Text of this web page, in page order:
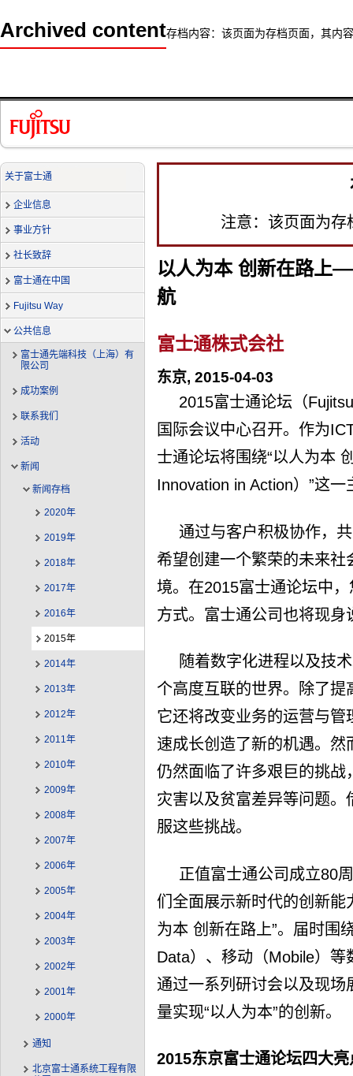
Archived content存档内容：该页面为存档页面，其内
关于富士通
企业信息
事业方针
社长致辞
富士通在中国
Fujitsu Way
公共信息
富士通先端科技（上海）有
限公司
成功案例
联系我们
活动
新闻
新闻存档
2020年
2019年
2018年
2017年
2016年
2015年
2014年
2013年
2012年
2011年
2010年
2009年
2008年
2007年
2006年
2005年
2004年
2003年
2002年
2001年
2000年
通知
北京富士通系统工程有限
注意：该页面为
以人为本 创新在路上
航
富士通株式会社
东京, 2015-04-03
2015富士通论坛（
国际会议中心召开。作为
士通论坛将围绕“以人为本
Innovation in Action）”这一
通过与客户积极协作，
希望创建一个繁荣的未来
境。在2015富士通论坛中
方式。富士通公司也将现
随着数字化进程以及技
个高度互联的世界。除了
它还将改变业务的运营与
速成长创造了新的机遇。
仍然面临了许多艰巨的挑
灾害以及贫富差异等问题
服这些挑战。
正值富士通公司成立80
们全面展示新时代的创新能
为本 创新在路上”。届时围
Data）、移动（Mobile）
通过一系列研讨会以及现
量实现“以人为本”的创新。
2015东京富士通论坛四大亮